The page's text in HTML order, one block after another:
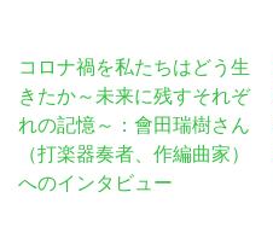
投
稿
ナ
ビ
ゲ
コロナ禍を私たちはどう生
きたか～未来に残すそれぞ
れの記憶～：會田瑞樹さん
（打楽器奏者、作編曲家）
へのインタビュー